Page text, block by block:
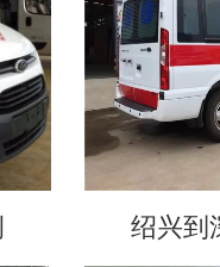
绍兴到